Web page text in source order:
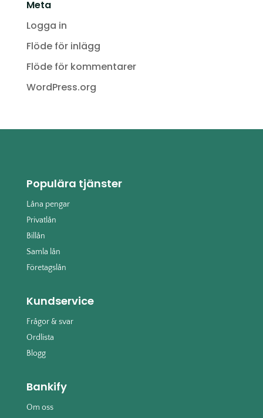
Meta
Logga in
Flöde för inlägg
Flöde för kommentarer
WordPress.org
Populära tjänster
Låna pengar
Privatlån
Billån
Samla lån
Företagslån
Kundservice
Frågor & svar
Ordlista
Blogg
Bankify
Om oss